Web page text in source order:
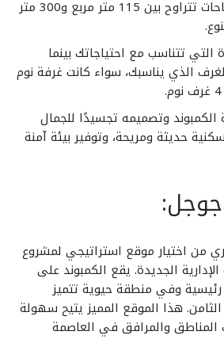
وفيلات، وتمتاز بمساحات تتراوح بين 115 متر مربع و300 متر
التي تتناسب مع احتياجاتك بينما
الذي يناسبك، سواء كانت غرفة نوم
الكمبوند وتصميمه تجسيدًا للجمال
حديثة ومريحة، وتوفير بيئة آمنة
من اختيار موقع استراتيجي لمشروع
الجديدة. يقع الكمبوند على
رئيسية وفي منطقة حيوية تتميز
هذا الموقع المميز يتيح سهولة
والمرافق في العاصمة